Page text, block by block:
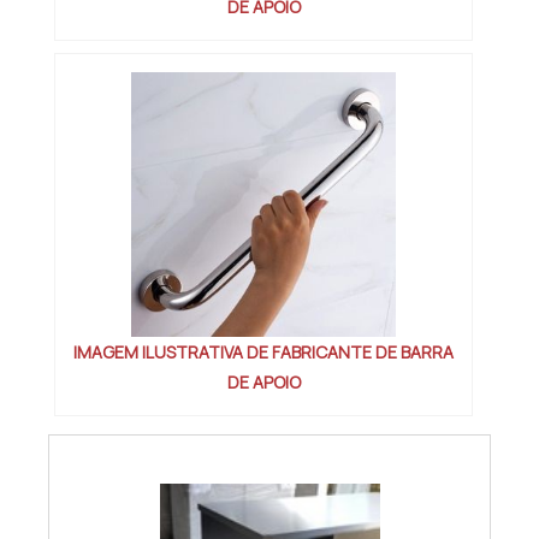
, como preços competitivos,
Negociar diretamente com o fabricante
pode resultar em condições mais
vantajosas e um melhor custo-benefício.
VANTAGENS DE COMPRAR
DIRETAMENTE DE UM
FABRICANTE
Comprar barras de apoio diretamente de
um fabricante oferece diversas vantagens
que podem beneficiar tanto empresas
quanto consumidores finais. Uma das
negociação direta elimina intermediários,
reduzindo os custos adicionais.
DE APOIO
IMAGEM ILUSTRATIVA DE FABRICANTE DE BARRA
DE APOIO